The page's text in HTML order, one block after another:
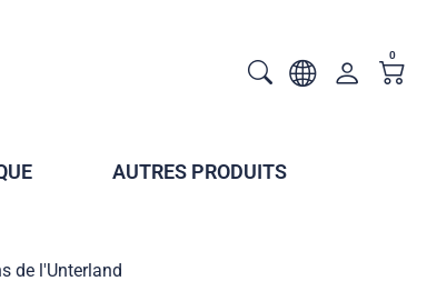
0
AUTRES PRODUITS
de l'Unterland